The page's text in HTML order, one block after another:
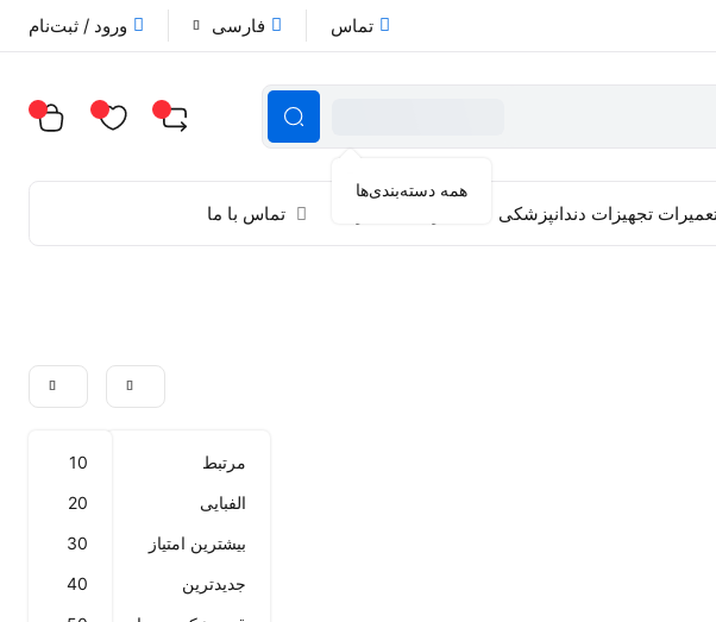
تماس فارسی ورود / ثبت‌نام
همه دسته‌بندی‌ها
تجهیزات دندانپزشکی تماس با ما
مرتبط
الفبایی
بیشترین امتیاز
جدیدترین
10
20
30
40